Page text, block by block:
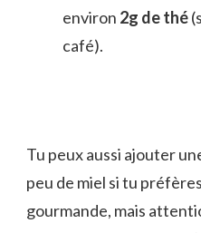
environ 2g de thé
café).
Tu peux aussi ajouter
peu de miel si tu
gourmande, mais